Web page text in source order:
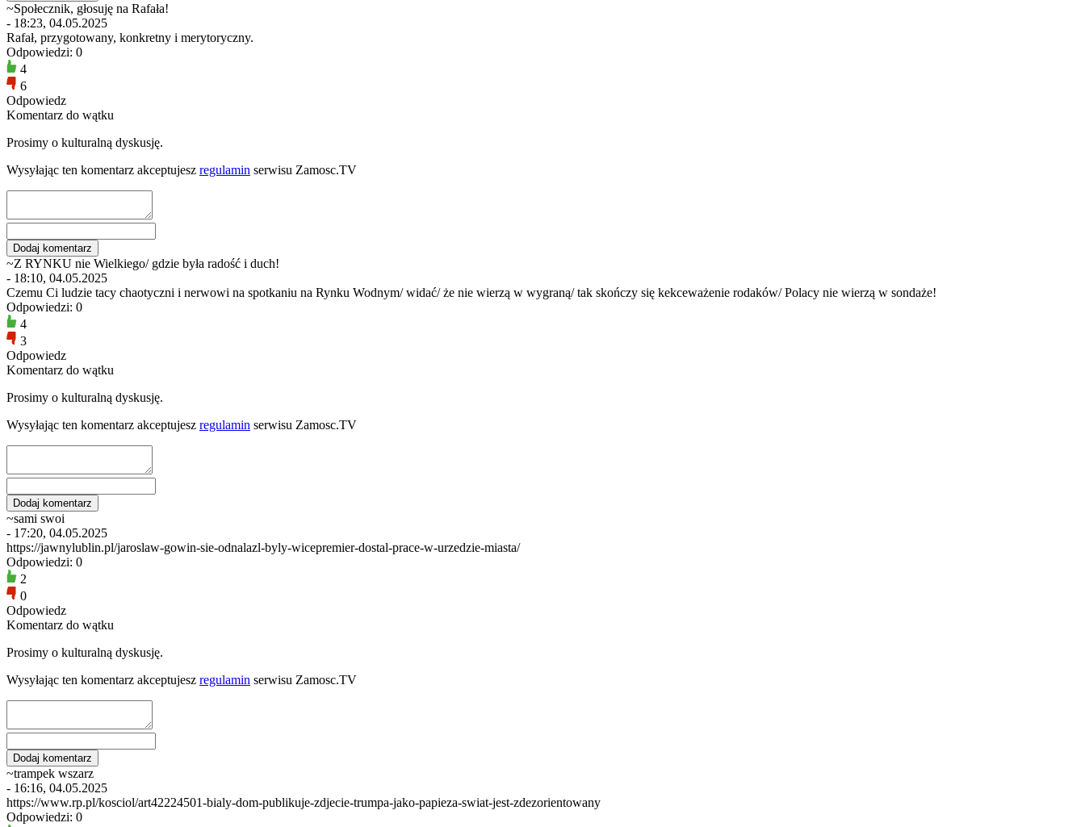
~Społecznik, głosuję na Rafała!
- 18:23, 04.05.2025
Rafał, przygotowany, konkretny i merytoryczny.
Odpowiedzi: 0
4
6
Odpowiedz
Komentarz do wątku
Prosimy o kulturalną dyskusję.
Wysyłając ten komentarz akceptujesz regulamin serwisu Zamosc.TV
~Z RYNKU nie Wielkiego/ gdzie była radość i duch!
- 18:10, 04.05.2025
Czemu Ci ludzie tacy chaotyczni i nerwowi na spotkaniu na Rynku Wodnym/ widać/ że nie wierzą w wygraną/ tak skończy się kekceważenie rodaków/ Polacy nie wierzą w sondaże!
Odpowiedzi: 0
4
3
Odpowiedz
Komentarz do wątku
Prosimy o kulturalną dyskusję.
Wysyłając ten komentarz akceptujesz regulamin serwisu Zamosc.TV
~sami swoi
- 17:20, 04.05.2025
https://jawnylublin.pl/jaroslaw-gowin-sie-odnalazl-byly-wicepremier-dostal-prace-w-urzedzie-miasta/
Odpowiedzi: 0
2
0
Odpowiedz
Komentarz do wątku
Prosimy o kulturalną dyskusję.
Wysyłając ten komentarz akceptujesz regulamin serwisu Zamosc.TV
~trampek wszarz
- 16:16, 04.05.2025
https://www.rp.pl/kosciol/art42224501-bialy-dom-publikuje-zdjecie-trumpa-jako-papieza-swiat-jest-zdezorientowany
Odpowiedzi: 0